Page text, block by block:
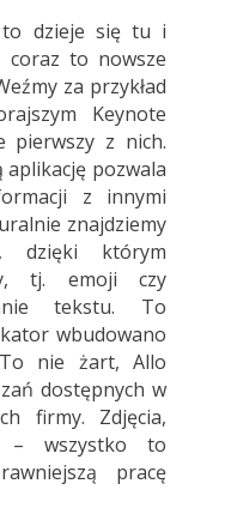
to dzieje się tu i
to nowsze
za przykład
Keynote
pierwszy z nich.
pozwala
z innymi
znajdziemy
dzięki którym
tj. emoji czy
tekstu. To
wbudowano
To nie żart, Allo
dostępnych w
firmy. Zdjęcia,
– wszystko to
pracę